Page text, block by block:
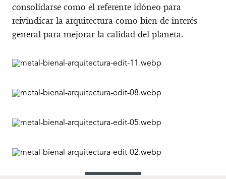
consolidarse como el referente idóneo para
reivindicar la arquitectura como bien de interés
general para mejorar la calidad del planeta.